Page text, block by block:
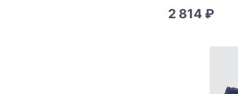
2 814 ₽